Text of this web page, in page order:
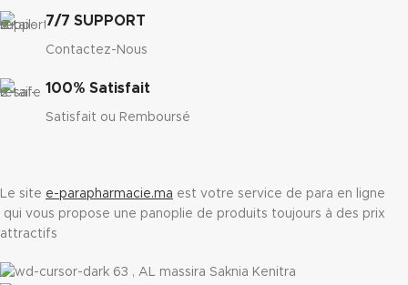
7/7 SUPPORT
Contactez-Nous
100% Satisfait
Satisfait ou Remboursé
Le site e-parapharmacie.ma est votre service de para en ligne
qui vous propose une panoplie de produits toujours à des prix
attractifs
63 , AL massira Saknia Kenitra